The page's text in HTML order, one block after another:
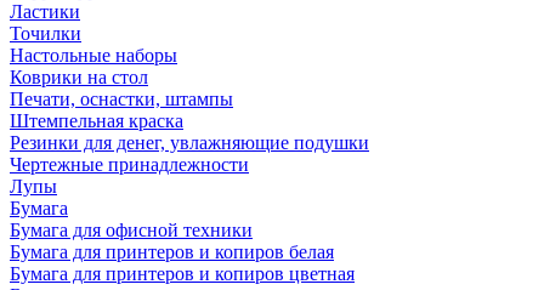
Ластики
Точилки
Настольные наборы
Коврики на стол
Печати, оснастки, штампы
Штемпельная краска
Резинки для денег, увлажняющие подушки
Чертежные принадлежности
Лупы
Бумага
Бумага для офисной техники
Бумага для принтеров и копиров белая
Бумага для принтеров и копиров цветная